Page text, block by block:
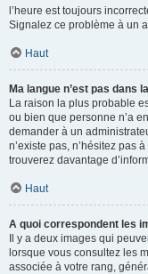
l’heure est toujours
Signalez ce problème à un
Haut
Ma langue n’est pas dans
La raison la plus probable
ou bien que personne n’a
demander à un
n’existe pas, n’hésitez pas
trouverez davantage
Haut
A quoi correspondent les
Il y a deux images qui
lorsque vous consultez les
associée à votre rang,